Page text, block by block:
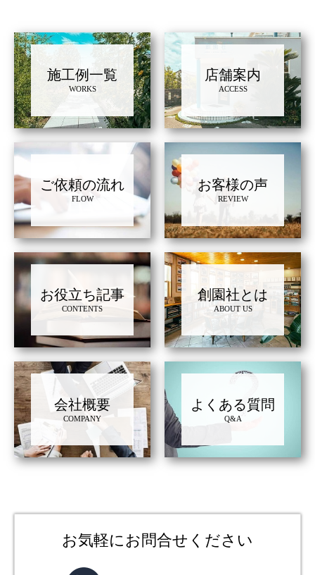
施工例一覧
WORKS
店舗案内
ACCESS
ご依頼の流れ
FLOW
お客様の声
REVIEW
お役立ち記事
CONTENTS
創園社とは
ABOUT US
会社概要
COMPANY
よくある質問
Q&A
お気軽にお問合せください